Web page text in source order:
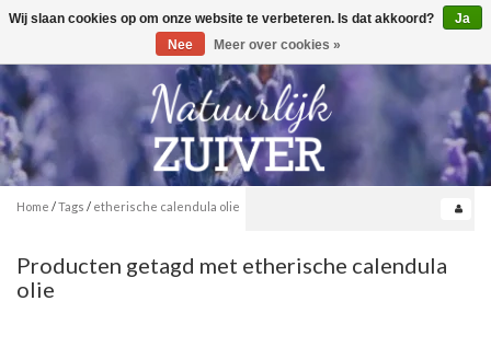
Toggle
0
Home /Tags / etherische calendula olie
Producten getagd met etherische calendula
olie
Wij slaan cookies op om onze website te verbeteren. Is dat akkoord?
Ja
Nee
Meer over cookies »